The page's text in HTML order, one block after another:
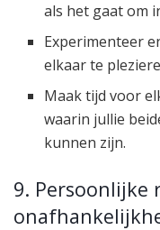
als het gaat om
Experimenteer
elkaar te
Maak tijd voor
waarin jullie
kunnen zijn.
9. Persoonlijke